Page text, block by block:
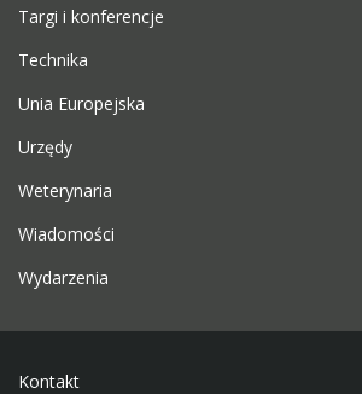
Targi i konferencje
Technika
Unia Europejska
Urzędy
Weterynaria
Wiadomości
Wydarzenia
Kontakt